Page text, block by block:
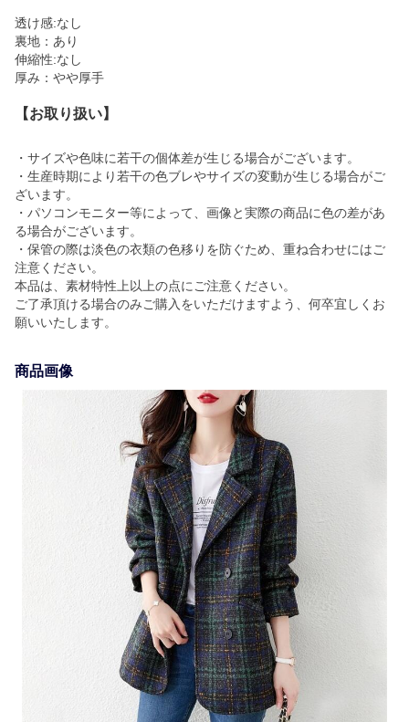
透け感:なし
裏地：あり
伸縮性:なし
厚み：やや厚手
【お取り扱い】
・サイズや色味に若干の個体差が生じる場合がございます。
・生産時期により若干の色ブレやサイズの変動が生じる場合がご
ざいます。
・パソコンモニター等によって、画像と実際の商品に色の差があ
る場合がございます。
・保管の際は淡色の衣類の色移りを防ぐため、重ね合わせにはご
注意ください。
本品は、素材特性上以上の点にご注意ください。
ご了承頂ける場合のみご購入をいただけますよう、何卒宜しくお
願いいたします。
商品画像